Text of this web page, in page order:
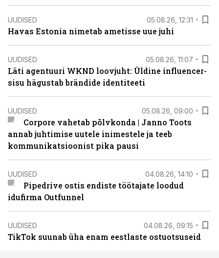
UUDISED 05.08.26, 12:31
Havas Estonia nimetab ametisse uue juhi
UUDISED 05.08.26, 11:07
Läti agentuuri WKND loovjuht: Üldine influencer-
sisu hägustab brändide identiteeti
UUDISED 05.08.26, 09:00
Corpore vahetab põlvkonda | Janno Toots
annab juhtimise uutele inimestele ja teeb
kommunikatsioonist pika pausi
UUDISED 04.08.26, 14:10
Pipedrive ostis endiste töötajate loodud
idufirma Outfunnel
UUDISED 04.08.26, 09:15
TikTok suunab üha enam eestlaste ostuotsuseid